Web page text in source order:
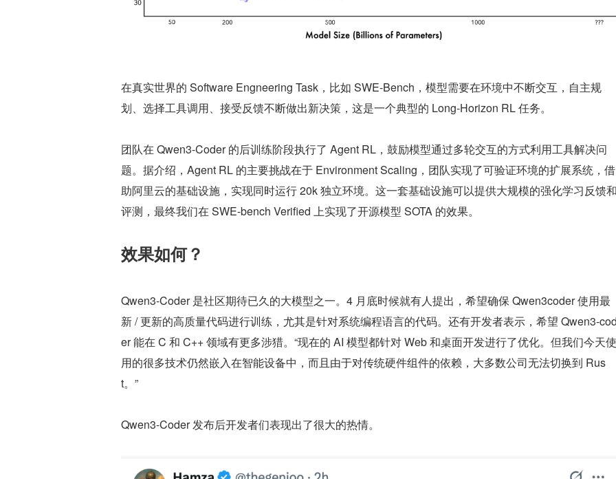
在真实世界的 Software Engneering Task，比如 SWE-Bench，模型需要在环境中不断交互，自主规
划、选择工具调用、接受反馈不断做出新决策，这是一个典型的 Long-Horizon RL 任务。
团队在 Qwen3-Coder 的后训练阶段执行了 Agent RL，鼓励模型通过多轮交互的方式利用工具解决问
题。据介绍，Agent RL 的主要挑战在于 Environment Scaling，团队实现了可验证环境的扩展系统，借
助阿里云的基础设施，实现同时运行 20k 独立环境。这一套基础设施可以提供大规模的强化学习反馈
评测，最终我们在 SWE-bench Verified 上实现了开源模型 SOTA 的效果。
效果如何？
Qwen3-Coder 是社区期待已久的大模型之一。4 月底时候就有人提出，希望确保 Qwen3coder 使用最
新 / 更新的高质量代码进行训练，尤其是针对系统编程语言的代码。还有开发者表示，希望 Qwen3-
er 能在 C 和 C++ 领域有更多涉猎。“现在的 AI 模型都针对 Web 和桌面开发进行了优化。但我们今天使
用的很多技术仍然嵌入在智能设备中，而且由于对传统硬件组件的依赖，大多数公司无法切换到 Rus
t。”
Qwen3-Coder 发布后开发者们表现出了很大的热情。